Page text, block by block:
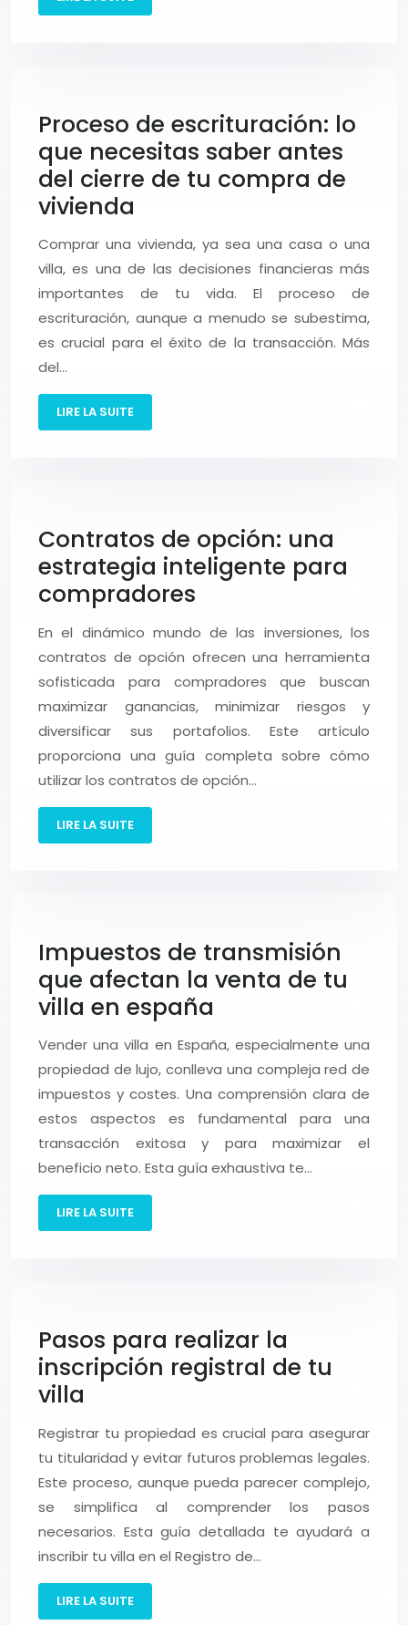
Proceso de escrituración: lo
que necesitas saber antes
del cierre de tu compra de
vivienda
Comprar una vivienda, ya sea una casa o una
villa, es una de las decisiones financieras más
importantes de tu vida. El proceso de
escrituración, aunque a menudo se subestima,
es crucial para el éxito de la transacción. Más
del…
LIRE LA SUITE
Contratos de opción: una
estrategia inteligente para
compradores
En el dinámico mundo de las inversiones, los
contratos de opción ofrecen una herramienta
sofisticada para compradores que buscan
maximizar ganancias, minimizar riesgos y
diversificar sus portafolios. Este artículo
proporciona una guía completa sobre cómo
utilizar los contratos de opción…
LIRE LA SUITE
Impuestos de transmisión
que afectan la venta de tu
villa en españa
Vender una villa en España, especialmente una
propiedad de lujo, conlleva una compleja red de
impuestos y costes. Una comprensión clara de
estos aspectos es fundamental para una
transacción exitosa y para maximizar el
beneficio neto. Esta guía exhaustiva te…
LIRE LA SUITE
Pasos para realizar la
inscripción registral de tu
villa
Registrar tu propiedad es crucial para asegurar
tu titularidad y evitar futuros problemas legales.
Este proceso, aunque pueda parecer complejo,
se simplifica al comprender los pasos
necesarios. Esta guía detallada te ayudará a
inscribir tu villa en el Registro de…
LIRE LA SUITE